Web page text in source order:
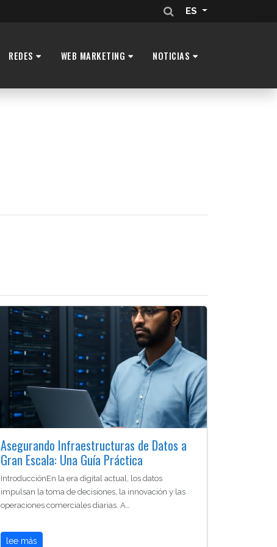
ES
REDES WEB MARKETING NOTICIAS
Asegurando Infraestructuras de Datos a
Gran Escala: Una Guía Práctica
IntroducciónEn la era digital actual, los datos
impulsan la toma de decisiones, la innovación y las
operaciones comerciales diarias. A…
lee más